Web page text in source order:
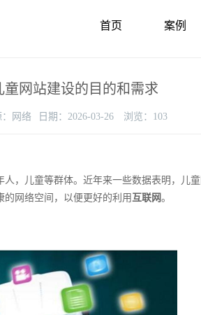
首页 案例
童网站建设的目的和需求
网络 日期： 2026-03-26 浏览： 103
，儿童等群体。近年来一些数据表明，儿
网络空间，以便更好的利用 互联网。